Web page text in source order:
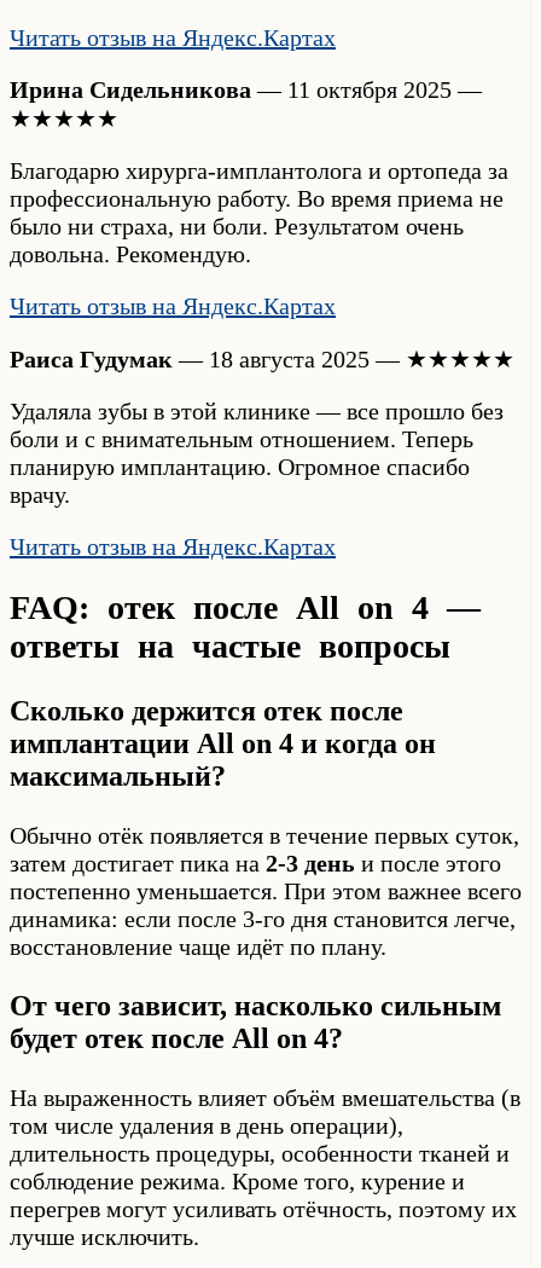
Читать отзыв на Яндекс.Картах
Ирина Сидельникова — 11 октября 2025 —
★★★★★
Благодарю хирурга-имплантолога и ортопеда за
профессиональную работу. Во время приема не
было ни страха, ни боли. Результатом очень
довольна. Рекомендую.
Читать отзыв на Яндекс.Картах
Раиса Гудумак — 18 августа 2025 — ★★★★★
Удаляла зубы в этой клинике — все прошло без
боли и с внимательным отношением. Теперь
планирую имплантацию. Огромное спасибо
врачу.
Читать отзыв на Яндекс.Картах
FAQ: отек после All on 4 —
ответы на частые вопросы
Сколько держится отек после
имплантации All on 4 и когда он
максимальный?
Обычно отёк появляется в течение первых суток,
затем достигает пика на 2-3 день и после этого
постепенно уменьшается. При этом важнее всего
динамика: если после 3-го дня становится легче,
восстановление чаще идёт по плану.
От чего зависит, насколько сильным
будет отек после All on 4?
На выраженность влияет объём вмешательства (в
том числе удаления в день операции),
длительность процедуры, особенности тканей и
соблюдение режима. Кроме того, курение и
перегрев могут усиливать отёчность, поэтому их
лучше исключить.